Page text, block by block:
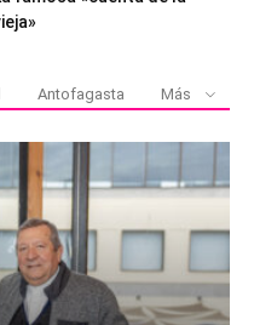
Antofagasta Más